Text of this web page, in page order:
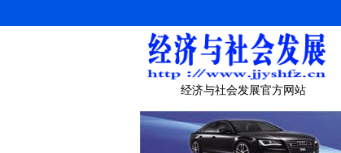
经济与社会发展官方网站